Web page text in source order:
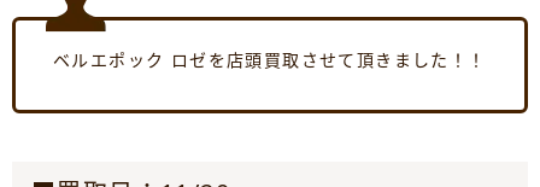
ベルエポック ロゼを店頭買取させて頂きました！！